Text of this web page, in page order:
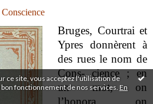
ce site, vous acceptez l'utilisation de
fonctionnement de nos services. En
Bruges, Courtrai et
Ypres donnèrent à
des rues le nom de
Cons- cience ; en
un mot, on
l’honora, on